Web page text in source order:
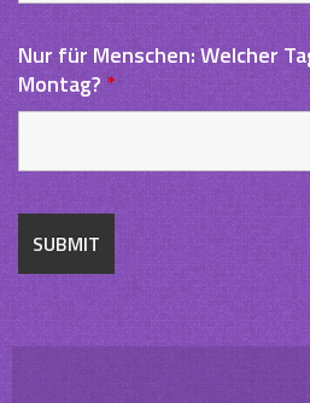
Nur für Menschen: Welcher
Montag? *